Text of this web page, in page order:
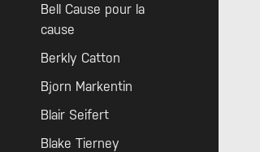
Bell Cause pour la
cause
Berkly Catton
Bjorn Markentin
Blair Seifert
Blake Tierney